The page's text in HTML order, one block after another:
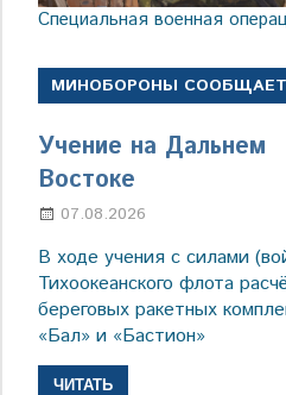
Специальная военная
МИНОБОРОНЫ СООБЩАЕТ
Учение на Дальнем
Востоке
07.08.2026
В ходе учения с силами
Тихоокеанского флота
береговых ракетных
«Бал» и «Бастион»
ЧИТАТЬ